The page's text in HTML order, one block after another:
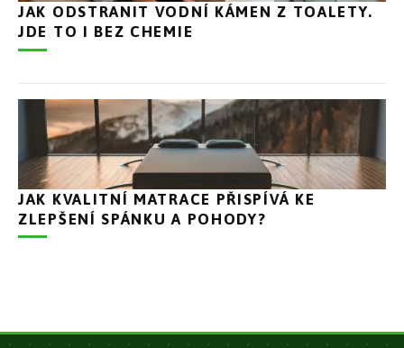
JAK ODSTRANIT VODNÍ KÁMEN Z TOALETY.
JDE TO I BEZ CHEMIE
JAK KVALITNÍ MATRACE PŘISPÍVÁ KE
ZLEPŠENÍ SPÁNKU A POHODY?